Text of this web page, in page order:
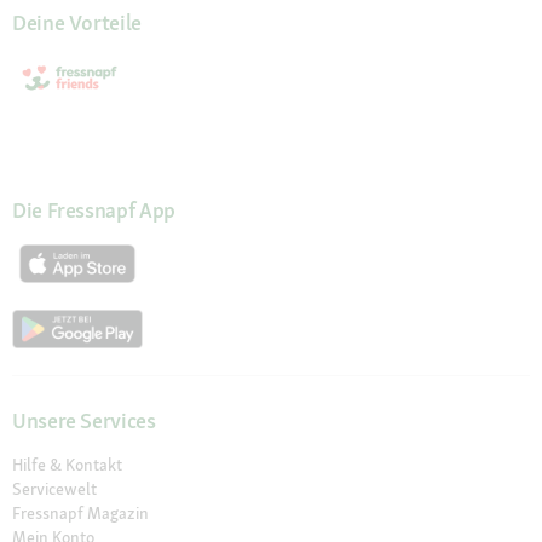
Deine Vorteile
Die Fressnapf App
Unsere Services
Hilfe & Kontakt
Servicewelt
Fressnapf Magazin